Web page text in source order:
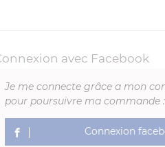
avec Facebook
Je me connecte grâce a mon
pour poursuivre ma commande :
Connexion